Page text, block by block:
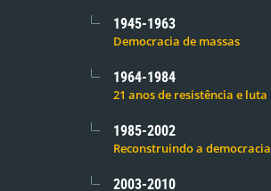
1945-1963
Democracia de massas
1964-1984
21 anos de resistência e luta
1985-2002
Reconstruindo a democracia
2003-2010